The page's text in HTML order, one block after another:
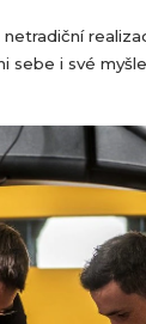
netradiční
sebe i své